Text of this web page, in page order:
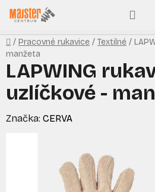
Prejsť
na
obsah
Domov
/ Pracovné rukavice / Textilné /
manžeta
LAPWING
uzlíčkové -
Značka: CERVA